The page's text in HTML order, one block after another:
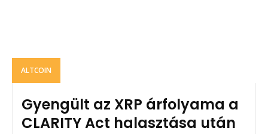
ALTCOIN
Gyengült az XRP árfolyama a
CLARITY Act halasztása után